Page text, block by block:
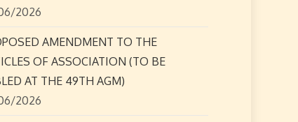
2026
AMENDMENT TO THE
OF ASSOCIATION (TO BE
AT THE 49TH AGM)
2026